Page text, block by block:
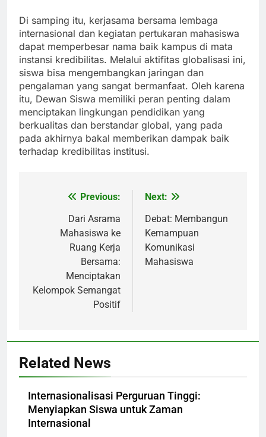
Di samping itu, kerjasama bersama lembaga
internasional dan kegiatan pertukaran mahasiswa
dapat memperbesar nama baik kampus di mata
instansi kredibilitas. Melalui aktifitas globalisasi ini,
siswa bisa mengembangkan jaringan dan
pengalaman yang sangat bermanfaat. Oleh karena
itu, Dewan Siswa memiliki peran penting dalam
menciptakan lingkungan pendidikan yang
berkualitas dan berstandar global, yang pada
pada akhirnya bakal memberikan dampak baik
terhadap kredibilitas institusi.
navigation
Previous:
Dari Asrama
Mahasiswa ke
Ruang Kerja
Bersama:
Menciptakan
Kelompok Semangat
Positif
Next:
Debat: Membangun
Kemampuan
Komunikasi
Mahasiswa
Related News
Internasionalisasi Perguruan Tinggi:
Menyiapkan Siswa untuk Zaman
Internasional